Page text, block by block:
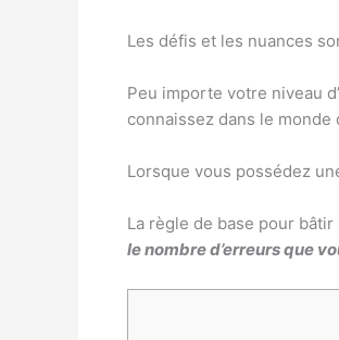
Les défis et les nuances
Peu importe votre niveau
connaissez dans le monde
Lorsque vous possédez
La règle de base pour
le nombre d’erreurs que